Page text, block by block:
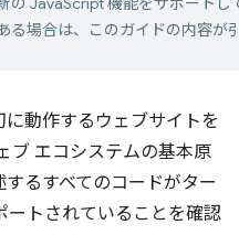
る場合は、このガイドの内容が
動作するウェブサイトを
ブ エコシステムの基本原
るすべてのコードがター
ートされていることを確認